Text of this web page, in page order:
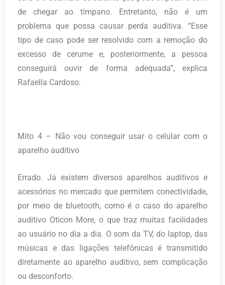
de chegar ao tímpano. Entretanto, não é um
problema que possa causar perda auditiva. “Esse
tipo de caso pode ser resolvido com a remoção do
excesso de cerume e, posteriormente, a pessoa
conseguirá ouvir de forma adequada”, explica
Rafaella Cardoso.
Mito 4 – Não vou conseguir usar o celular com o
aparelho auditivo
Errado. Já existem diversos aparelhos auditivos e
acessórios no mercado que permitem conectividade,
por meio de bluetooth, como é o caso do aparelho
auditivo Oticon More, o que traz muitas facilidades
ao usuário no dia a dia. O som da TV, do laptop, das
músicas e das ligações telefônicas é transmitido
diretamente ao aparelho auditivo, sem complicação
ou desconforto.